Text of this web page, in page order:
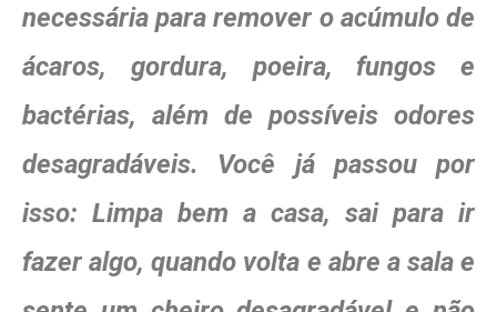
necessária para remover o acúmulo de
ácaros, gordura, poeira, fungos e
bactérias, além de possíveis odores
desagradáveis. Você já passou por
isso: Limpa bem a casa, sai para ir
fazer algo, quando volta e abre a sala e